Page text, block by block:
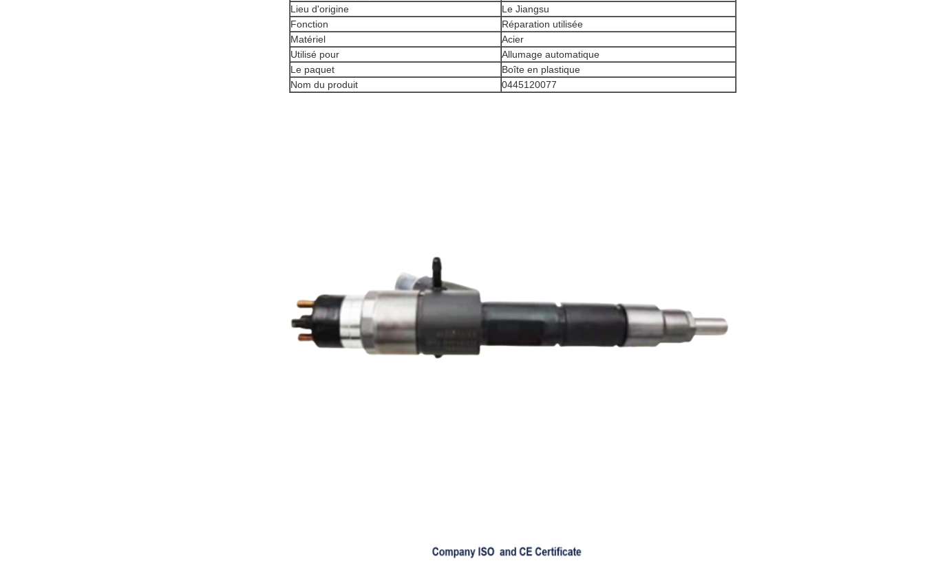
Lieu d'origine
Le Jiangsu
Fonction
Réparation utilisée
Matériel
Acier
Utilisé pour
Allumage automatique
Le paquet
Boîte en plastique
Nom du produit
0445120077